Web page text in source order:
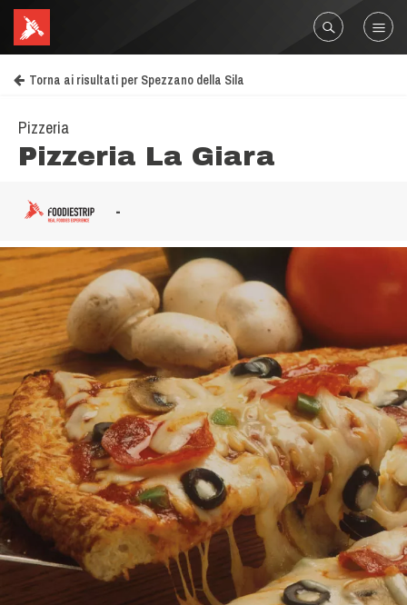
Torna ai risultati per Spezzano della Sila
Pizzeria
Pizzeria La Giara
-